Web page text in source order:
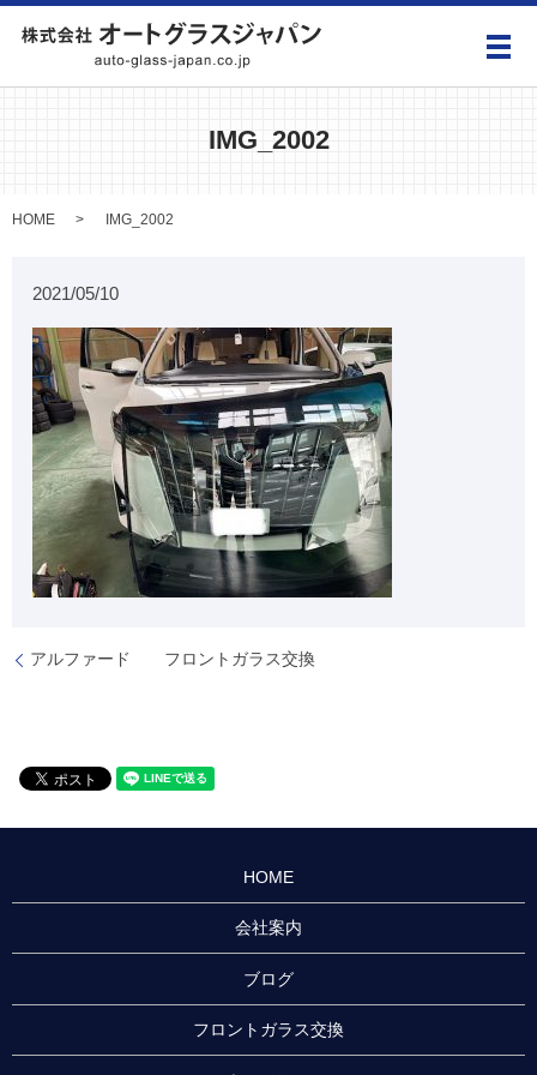
メ
IMG_2002
HOME IMG_2002
2021/05/10
アルファード フロントガラス交換
HOME
会社案内
ブログ
フロントガラス交換